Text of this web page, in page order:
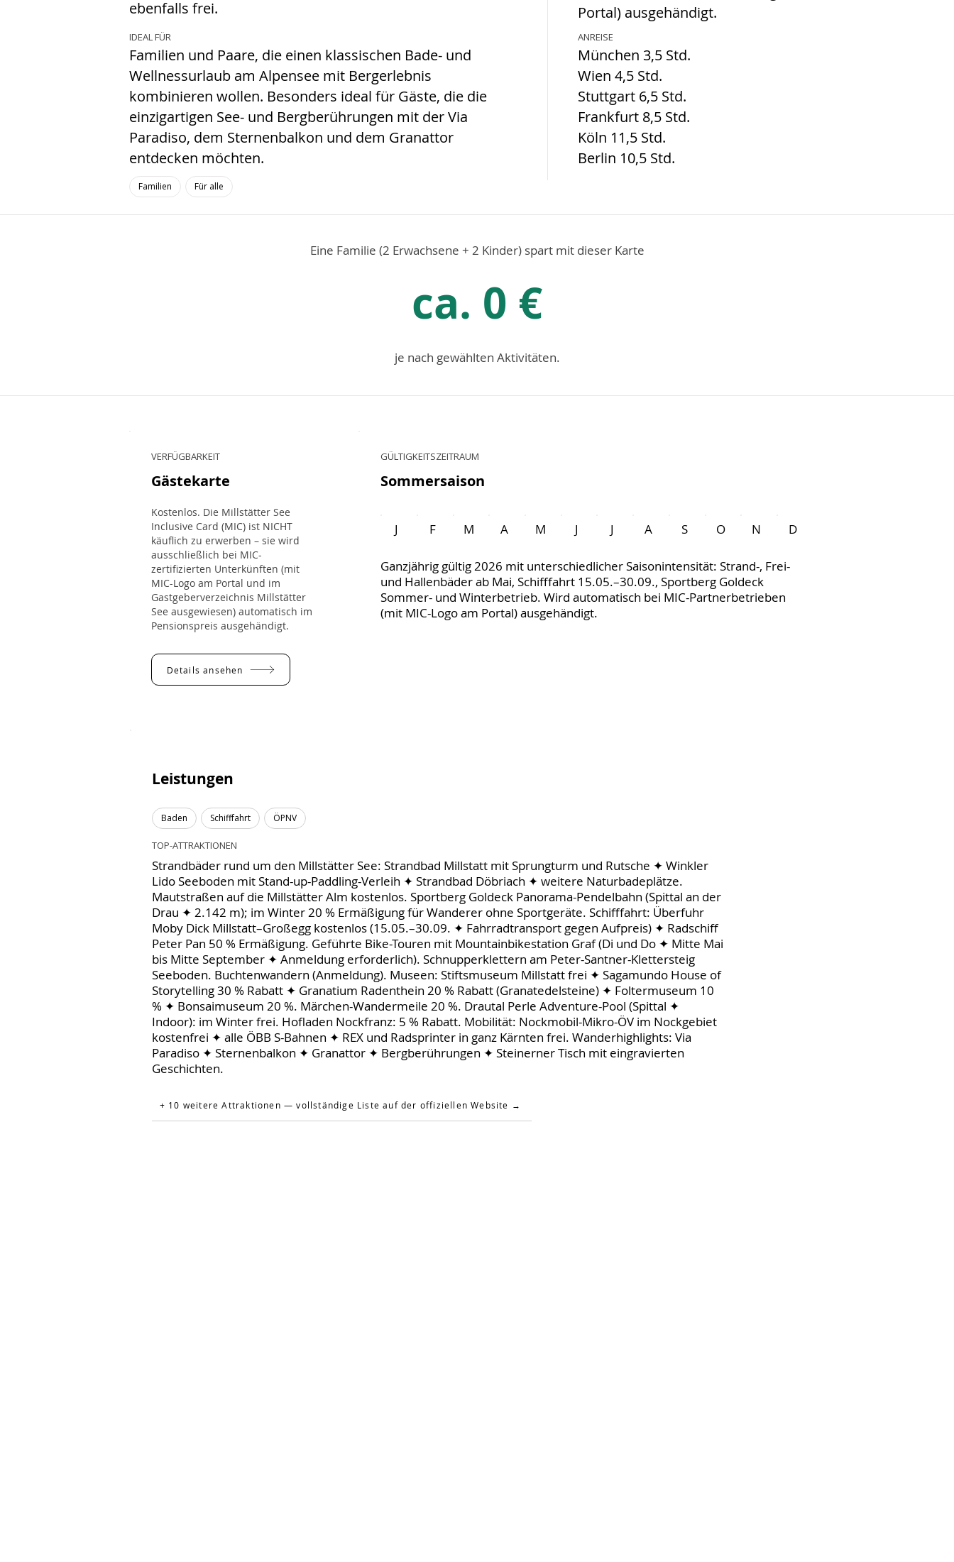
ebenfalls frei.
IDEAL FÜR
Familien und Paare, die einen klassischen Bade- und
Wellnessurlaub am Alpensee mit Bergerlebnis
kombinieren wollen. Besonders ideal für Gäste, die die
einzigartigen See- und Bergberührungen mit der Via
Paradiso, dem Sternenbalkon und dem Granattor
entdecken möchten.
Portal) ausgehändigt.
ANREISE
München 3,5 Std.
Wien 4,5 Std.
Stuttgart 6,5 Std.
Frankfurt 8,5 Std.
Köln 11,5 Std.
Berlin 10,5 Std.
Familien Für alle
Eine Familie (2 Erwachsene + 2 Kinder) spart mit dieser Karte
ca. 0 €
je nach gewählten Aktivitäten.
VERFÜGBARKEIT
Gästekarte
Kostenlos. Die Millstätter See
Inclusive Card (MIC) ist NICHT
käuflich zu erwerben – sie wird
ausschließlich bei MIC-
zertifizierten Unterkünften (mit
MIC-Logo am Portal und im
Gastgeberverzeichnis Millstätter
See ausgewiesen) automatisch im
Pensionspreis ausgehändigt.
Details ansehen
GÜLTIGKEITSZEITRAUM
Sommersaison
J F M A M J J A S O N D
Ganzjährig gültig 2026 mit unterschiedlicher Saisonintensität: Strand-, Frei-
und Hallenbäder ab Mai, Schifffahrt 15.05.–30.09., Sportberg Goldeck
Sommer- und Winterbetrieb. Wird automatisch bei MIC-Partnerbetrieben
(mit MIC-Logo am Portal) ausgehändigt.
Leistungen
Baden Schifffahrt ÖPNV
TOP-ATTRAKTIONEN
Strandbäder rund um den Millstätter See: Strandbad Millstatt mit Sprungturm und Rutsche ✦ Winkler
Lido Seeboden mit Stand-up-Paddling-Verleih ✦ Strandbad Döbriach ✦ weitere Naturbadeplätze.
Mautstraßen auf die Millstätter Alm kostenlos. Sportberg Goldeck Panorama-Pendelbahn (Spittal an der
Drau ✦ 2.142 m); im Winter 20 % Ermäßigung für Wanderer ohne Sportgeräte. Schifffahrt: Überfuhr
Moby Dick Millstatt–Großegg kostenlos (15.05.–30.09. ✦ Fahrradtransport gegen Aufpreis) ✦ Radschiff
Peter Pan 50 % Ermäßigung. Geführte Bike-Touren mit Mountainbikestation Graf (Di und Do ✦ Mitte Mai
bis Mitte September ✦ Anmeldung erforderlich). Schnupperklettern am Peter-Santner-Klettersteig
Seeboden. Buchtenwandern (Anmeldung). Museen: Stiftsmuseum Millstatt frei ✦ Sagamundo House of
Storytelling 30 % Rabatt ✦ Granatium Radenthein 20 % Rabatt (Granatedelsteine) ✦ Foltermuseum 10
% ✦ Bonsaimuseum 20 %. Märchen-Wandermeile 20 %. Drautal Perle Adventure-Pool (Spittal ✦
Indoor): im Winter frei. Hofladen Nockfranz: 5 % Rabatt. Mobilität: Nockmobil-Mikro-ÖV im Nockgebiet
kostenfrei ✦ alle ÖBB S-Bahnen ✦ REX und Radsprinter in ganz Kärnten frei. Wanderhighlights: Via
Paradiso ✦ Sternenbalkon ✦ Granattor ✦ Bergberührungen ✦ Steinerner Tisch mit eingravierten
Geschichten.
+ 10 weitere Attraktionen — vollständige Liste auf der offiziellen Website →